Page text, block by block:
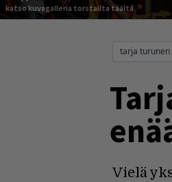
katso kuvagalleria torstailta täältä
tarja turunen
Vielä